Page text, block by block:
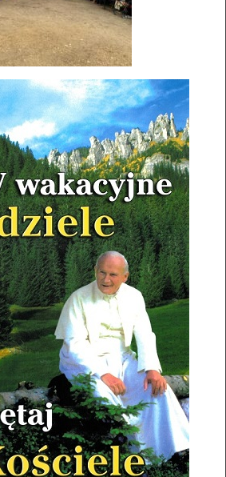
bankowego
0000 8702 0012 2002
Facebook
Królowej Pokoju – Baniocha
Słowo na dziś